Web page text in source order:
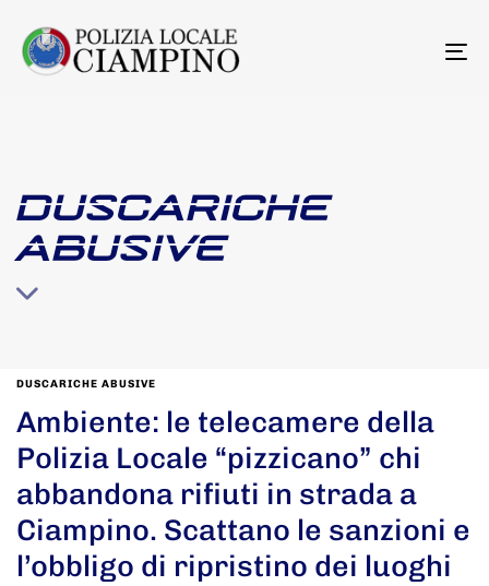
DUSCARICHE
ABUSIVE
DUSCARICHE ABUSIVE
Ambiente: le telecamere della
Polizia Locale “pizzicano” chi
abbandona rifiuti in strada a
Ciampino. Scattano le sanzioni e
l’obbligo di ripristino dei luoghi